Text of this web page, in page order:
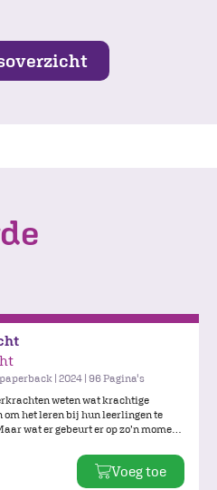
| 2024 | 96 Pagina's
weten wat krachtige
het leren bij hun leerlingen te
wat er gebeurt er op zo’n moment
wereld van de hersenen.
het boordevol
handreikingen en
Voeg toe